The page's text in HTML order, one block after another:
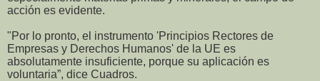
acción es evidente.
"Por lo pronto, el instrumento 'Principios Rectores de
Empresas y Derechos Humanos' de la UE es
absolutamente insuficiente, porque su aplicación es
voluntaria”, dice Cuadros.